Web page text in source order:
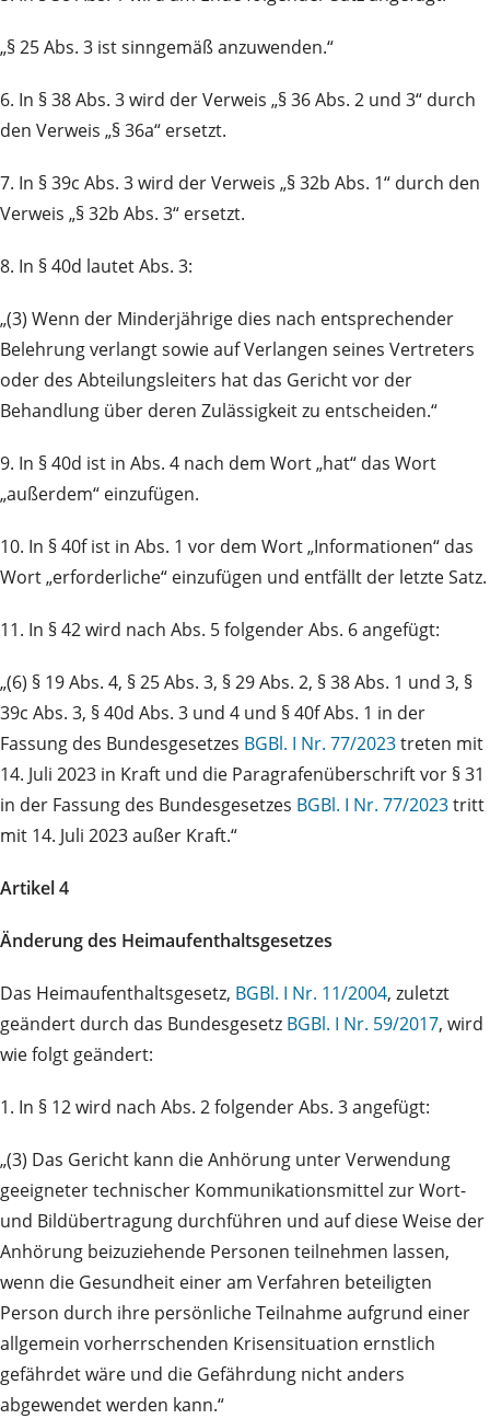
„§ 25 Abs. 3 ist sinngemäß anzuwenden.“
6. In § 38 Abs. 3 wird der Verweis „§ 36 Abs. 2 und 3“ durch
den Verweis „§ 36a“ ersetzt.
7. In § 39c Abs. 3 wird der Verweis „§ 32b Abs. 1“ durch den
Verweis „§ 32b Abs. 3“ ersetzt.
8. In § 40d lautet Abs. 3:
„(3) Wenn der Minderjährige dies nach entsprechender
Belehrung verlangt sowie auf Verlangen seines Vertreters
oder des Abteilungsleiters hat das Gericht vor der
Behandlung über deren Zulässigkeit zu entscheiden.“
9. In § 40d ist in Abs. 4 nach dem Wort „hat“ das Wort
„außerdem“ einzufügen.
10. In § 40f ist in Abs. 1 vor dem Wort „Informationen“ das
Wort „erforderliche“ einzufügen und entfällt der letzte Satz.
11. In § 42 wird nach Abs. 5 folgender Abs. 6 angefügt:
„(6) § 19 Abs. 4, § 25 Abs. 3, § 29 Abs. 2, § 38 Abs. 1 und 3, §
39c Abs. 3, § 40d Abs. 3 und 4 und § 40f Abs. 1 in der
Fassung des Bundesgesetzes BGBl. I Nr. 77/2023treten mit
14. Juli 2023 in Kraft und die Paragrafenüberschrift vor § 31
in der Fassung des Bundesgesetzes BGBl. I Nr. 77/2023tritt
mit 14. Juli 2023 außer Kraft.“
Artikel 4
Änderung des Heimaufenthaltsgesetzes
Das Heimaufenthaltsgesetz, BGBl. I Nr. 11/2004, zuletzt
geändert durch das Bundesgesetz BGBl. I Nr. 59/2017, wird
wie folgt geändert:
1. In § 12 wird nach Abs. 2 folgender Abs. 3 angefügt:
„(3) Das Gericht kann die Anhörung unter Verwendung
geeigneter technischer Kommunikationsmittel zur Wort-
und Bildübertragung durchführen und auf diese Weise der
Anhörung beizuziehende Personen teilnehmen lassen,
wenn die Gesundheit einer am Verfahren beteiligten
Person durch ihre persönliche Teilnahme aufgrund einer
allgemein vorherrschenden Krisensituation ernstlich
gefährdet wäre und die Gefährdung nicht anders
abgewendet werden kann.“